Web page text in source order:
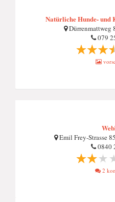
Natürliche Hunde- und
Dürrenmattweg
079
Emil Frey-Strasse
0840
2